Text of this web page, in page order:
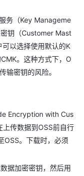
务（Key Manageme
钥（Customer Mast
以选择使用默认的K
。这种方式下，O
输密钥的风险。
Encryption with Cus
传数据到OSS前自行
OSS。下载时，必须
据加密密钥，然后用